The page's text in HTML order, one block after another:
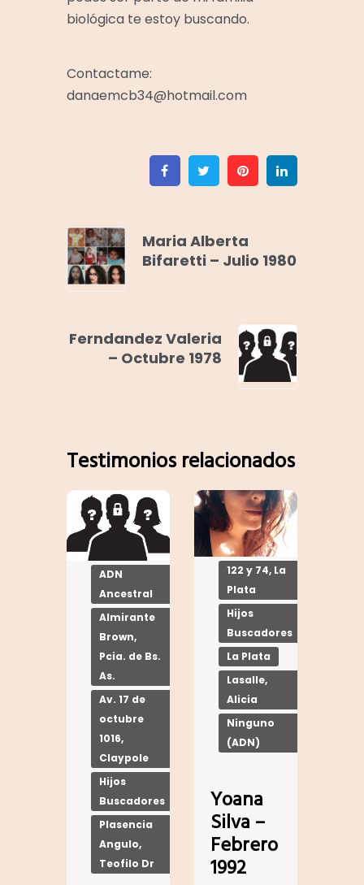
biológica te estoy buscando.
Contactame:
danaemcb34@hotmail.com
FacebookTwitter Pinterest
Maria Alberta
Bifaretti – Julio 1980
Ferndandez Valeria
– Octubre 1978
Testimonios relacionados
ADN
Ancestral
Almirante
Brown,
Pcia. de Bs.
As.
Av. 17 de
octubre
1016,
Claypole
Hijos
Buscadores
Plasencia
Angulo,
Teofilo Dr
122 y 74, La
Plata
Hijos
Buscadores
La Plata
Lasalle,
Alicia
Ninguno
(ADN)
Yoana
Silva –
Febrero
1992